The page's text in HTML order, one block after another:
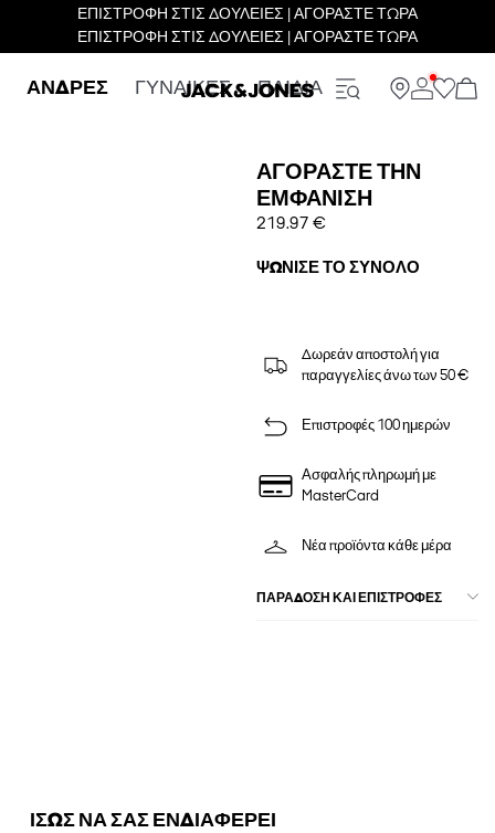
ΕΠΙΣΤΡΟΦΗ ΣΤΙΣ ΔΟΥΛΕΙΕΣ | ΑΓΟΡΑΣΤΕ ΤΩΡΑ
ΕΠΙΣΤΡΟΦΗ ΣΤΙΣ ΔΟΥΛΕΙΕΣ | ΑΓΟΡΑΣΤΕ ΤΩΡΑ
ΑΝΔΡΕΣ ΓΥΝΑΙΚΕΣ ΠΑΙΔΙΑ
ΑΓΟΡΆΣΤΕ ΤΗΝ
ΕΜΦΆΝΙΣΗ
219.97 €
ΨΏΝΙΣΕ ΤΟ ΣΎΝΟΛΟ
Δωρεάν αποστολή για
παραγγελίες άνω των 50 €
Επιστροφές 100 ημερών
Ασφαλής πληρωμή με
MasterCard
Νέα προϊόντα κάθε μέρα
ΠΑΡΑΔΟΣΗ ΚΑΙ ΕΠΙΣΤΡΟΦΕΣ
ΙΣΩΣ ΝΑ ΣΑΣ ΕΝΔΙΑΦΕΡΕΙ